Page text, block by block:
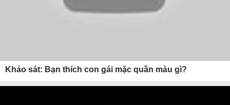
Khảo sát: Bạn thích con gái mặc quần màu gì?